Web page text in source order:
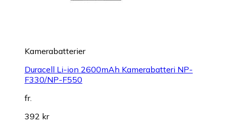
Kamerabatterier
Duracell Li-ion 2600mAh Kamerabatteri NP-
F330/NP-F550
fr.
392 kr